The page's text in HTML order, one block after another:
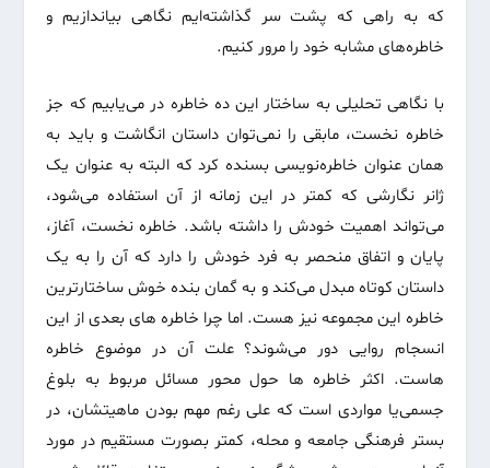
که به راهی که پشت سر گذاشته‌ایم نگاهی بیاندازیم و
خاطره‌های مشابه خود را مرور کنیم.
با نگاهی تحلیلی به ساختار این ده خاطره در می‌یابیم که جز
خاطره نخست، مابقی را نمی‌توان داستان انگاشت و باید به
همان عنوان خاطره‌نویسی بسنده کرد که البته به عنوان یک
ژانر نگارشی که کمتر در این زمانه از آن استفاده می‌شود،
می‌تواند اهمیت خودش را داشته باشد. خاطره نخست، آغاز،
پایان و اتفاق منحصر به فرد خودش را دارد که آن را به یک
داستان کوتاه مبدل می‌کند و به گمان بنده خوش ساختارترین
خاطره این مجموعه نیز هست. اما چرا خاطره های بعدی از این
انسجام روایی دور می‌شوند؟ علت آن در موضوع خاطره
هاست. اکثر خاطره ها حول محور مسائل مربوط به بلوغ
جسمی‌یا مواردی است که علی رغم مهم بودن ماهیتشان، در
بستر فرهنگی جامعه و محله، کمتر بصورت مستقیم در مورد